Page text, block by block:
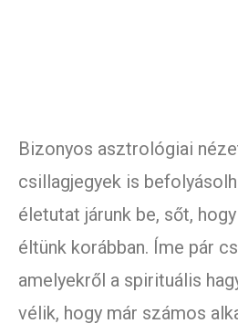
Bizonyos asztrológiai
csillagjegyek is
életutat járunk be, sőt,
éltünk korábban. Íme pár
amelyekről a spirituális
vélik, hogy már számos